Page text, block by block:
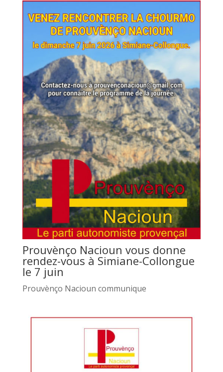
Prouvènço Nacioun vous donne
rendez-vous à Simiane-Collongue
le 7 juin
Prouvènço Nacioun communique